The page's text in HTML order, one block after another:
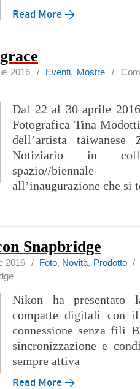
Read More →
2016 / Eventi, Mostre/
Dal 22 al 30 aprile
Fotografica Tina
dell’artista taiwanese
Notiziario in
spazio//
all’inaugurazione che si
Snapbridge
2016 / Foto, Novità, Prodotto/
Nikon ha presentato
compatte digitali con
connessione senza fili
sincronizzazione e
sempre attiva
Read More →